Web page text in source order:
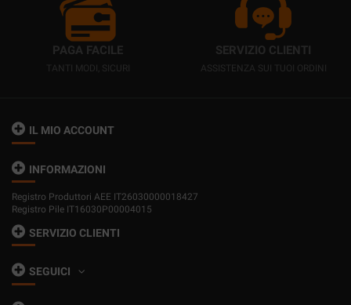
PAGA FACILE
TANTI MODI, SICURI
SERVIZIO CLIENTI
ASSISTENZA SUI TUOI ORDINI
IL MIO ACCOUNT
INFORMAZIONI
Registro Produttori AEE IT26030000018427
Registro Pile IT16030P00004015
SERVIZIO CLIENTI
SEGUICI